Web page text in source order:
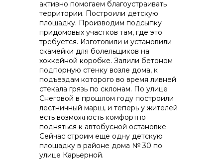
активно помогаем благоустраивать
территории. Построили детскую
площадку. Производим подсыпку
придомовых участков там, где это
требуется. Изготовили и установили
скамейки для болельщиков на
хоккейной коробке. Залили бетоном
подпорную стенку возле дома, к
подъездам которого во время ливней
стекала грязь по склонам. По улице
Снеговой в прошлом году построили
лестничный марш, и теперь у жителей
есть возможность комфортно
подняться к автобусной остановке.
Сейчас строим еще одну детскую
площадку в районе дома № 30 по
улице Карьерной.